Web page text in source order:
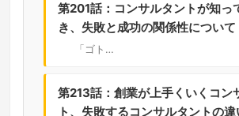
第201話：コンサルタントが知っ
き、失敗と成功の関係性について
「ゴト…
第213話：創業が上手くいくコン
ト、失敗するコンサルタントの違